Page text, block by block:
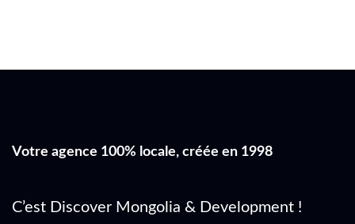
Votre agence 100% locale, créée en 1998
C’est Discover Mongolia & Development !